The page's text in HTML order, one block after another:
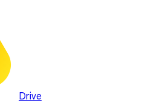
Drive